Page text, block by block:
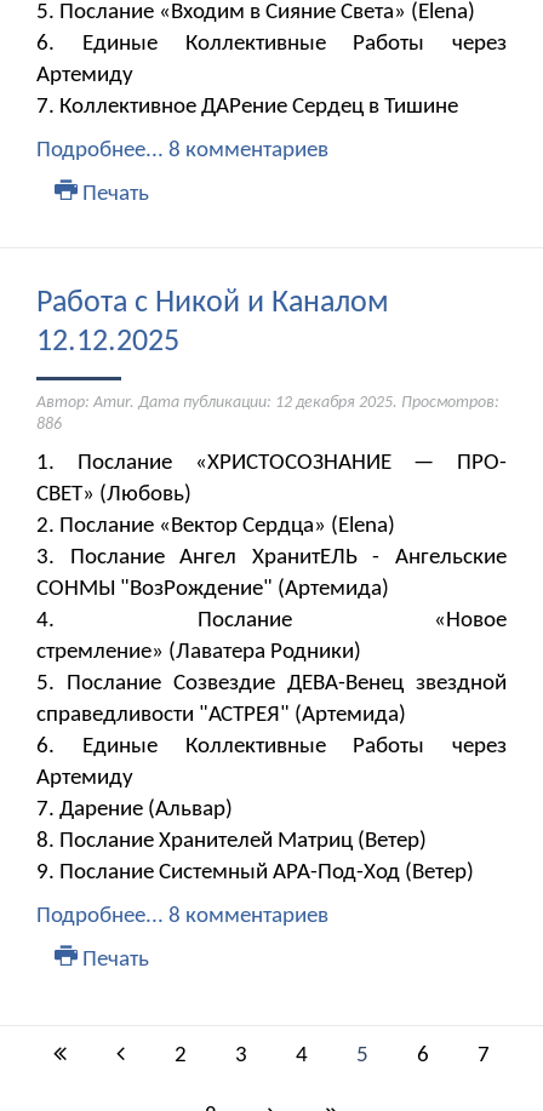
5. Послание «Входим в Сияние Света» (Elena)
6. Единые Коллективные Работы через
Артемиду
7. Коллективное ДАРение Сердец в Тишине
Подробнее... 8 комментариев
Печать
Работа с Никой и Каналом
12.12.2025
Автор: Amur. Дата публикации: 12 декабря 2025. Просмотров:
886
1. Послание «ХРИСТОСОЗНАНИЕ — ПРО-
СВЕТ» (Любовь)
2. Послание «Вектор Сердца» (Elena)
3. Послание Ангел ХранитЕЛЬ - Ангельские
СОНМЫ "ВозРождение" (Артемида)
4. Послание «Новое
стремление» (Лаватера Родники)
5. Послание Созвездие ДЕВА-Венец звездной
справедливости "АСТРЕЯ" (Артемида)
6. Единые Коллективные Работы через
Артемиду
7. ​​​​​​​Дарение (Альвар)
8. Послание Хранителей Матриц (Ветер)
9. Послание Системный АРА-Под-Ход (Ветер)
Подробнее... 8 комментариев
Печать
2 3 4 5 6 7